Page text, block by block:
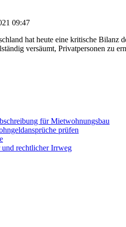
09:47
hat heute eine kritische Bilanz
versäumt, Privatpersonen zu
für Mietwohnungsbau
prüfen
und rechtlicher Irrweg